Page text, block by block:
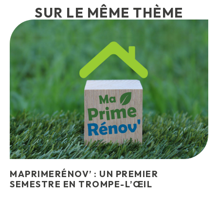
SUR LE MÊME THÈME
MAPRIMERÉNOV’ : UN PREMIER
SEMESTRE EN TROMPE-L’ŒIL